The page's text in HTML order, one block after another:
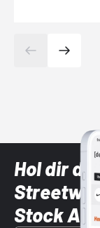
Hol dir
Stock